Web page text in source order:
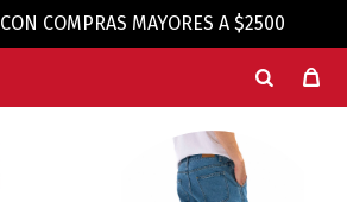
CON COMPRAS MAYORES A $2500